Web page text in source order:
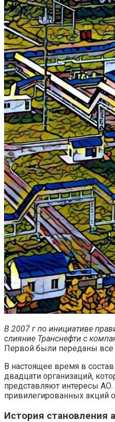
В 2007 г по инициативе
слияние Транснефти с
Первой были переданы все
В настоящее время в
двадцати организаций,
представляют интересы АО.
привилегированных акций
История становления